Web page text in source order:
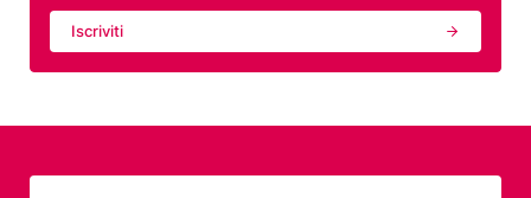
Iscriviti